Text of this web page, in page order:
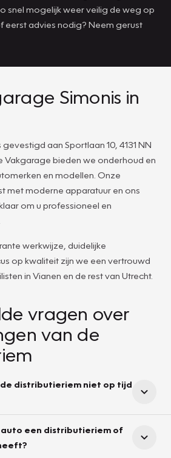
snel mogelijk weer veilig de weg op
eerst advies nodig? Neem gerust
Simonis in
aan Sportlaan 10, 4131 NN
Vakgarage bieden we onderhoud en
en modellen. Onze
met moderne apparatuur en ons
om u professioneel en
werkwijze, duidelijke
op kwaliteit zijn we een vertrouwd
in Vianen en de rest van Utrecht.
vragen over
van de
distributieriem niet op tijd
auto een distributieriem of